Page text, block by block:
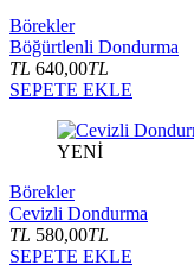
Börekler
Böğürtlenli Dondurma
TL 640,00TL
SEPETE EKLE
YENİ
Börekler
Cevizli Dondurma
TL 580,00TL
SEPETE EKLE